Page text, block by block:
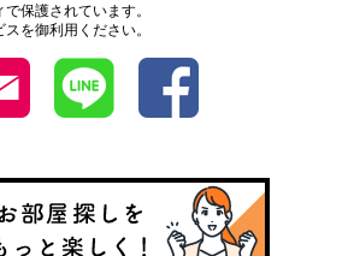
保護されています。
を御利用ください。